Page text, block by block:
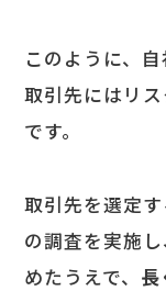
このように、
取引先にはリ
です。
取引先を選定
の調査を実施
めたうえで、 長